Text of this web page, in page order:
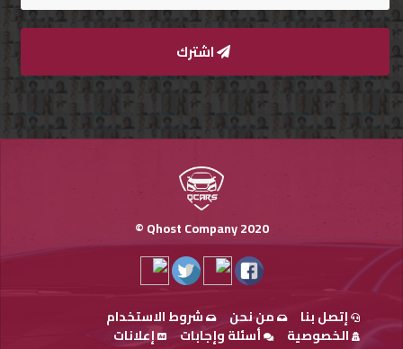
اشترك
Qhost Company 2020 ©
إتصل بنا من نحن
شروط الاستخدام
الخصوصية
أسئلة وإجابات إعلانات